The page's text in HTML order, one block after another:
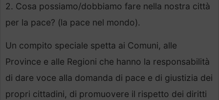
2. Cosa possiamo/dobbiamo fare nella nostra città
per la pace? (la pace nel mondo).
Un compito speciale spetta ai Comuni, alle
Province e alle Regioni che hanno la responsabilità
di dare voce alla domanda di pace e di giustizia dei
propri cittadini, di promuovere il rispetto dei diritti